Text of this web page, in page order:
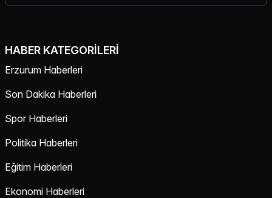
HABER KATEGORILERI
Erzurum Haberleri
Son Dakika Haberleri
Spor Haberleri
Politika Haberleri
Eğitim Haberleri
Ekonomi Haberleri